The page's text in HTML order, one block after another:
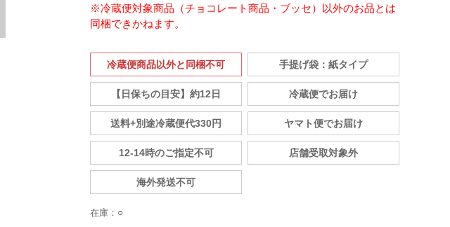
※冷蔵便対象商品（チョコレート商品・ブッセ）以外のお品とは
同梱できかねます。
冷蔵便商品以外と同梱不可 手提げ袋：紙タイプ
【日保ちの目安】約12日 冷蔵便でお届け
送料+別途冷蔵便代330円 ヤマト便でお届け
12-14時のご指定不可 店舗受取対象外
海外発送不可
在庫： ○